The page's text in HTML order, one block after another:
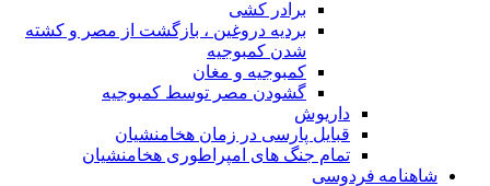
برادر کشی
بردیه دروغین ، بازگشت از مصر و کشته
شدن کمبوجیه
کمبوجیه و مغان
گشودن مصر توسط کمبوجیه
داریوش
قبایل پارسی در زمان هخامنشیان
تمام جنگ های امپراطوری هخامنشیان
شاهنامه فردوسی